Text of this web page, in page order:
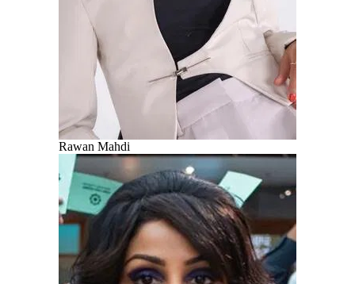
Rawan Mahdi